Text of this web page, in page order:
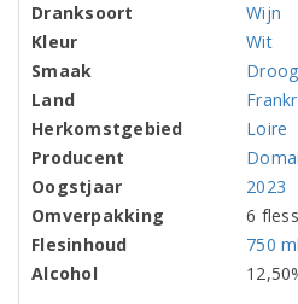
Dranksoort
Wijn
Kleur
Wit
Smaak
Droog
Land
Herkomstgebied
Loire
Producent
Oogstjaar
2023
Omverpakking
6
Flesinhoud
750 ml
Alcohol